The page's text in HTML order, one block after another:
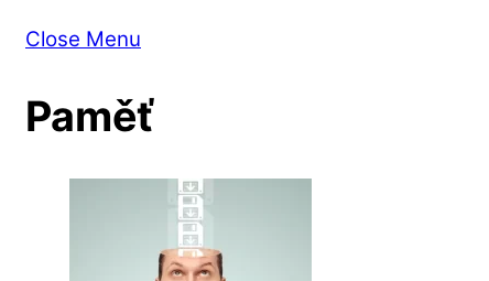
Close Menu
Paměť